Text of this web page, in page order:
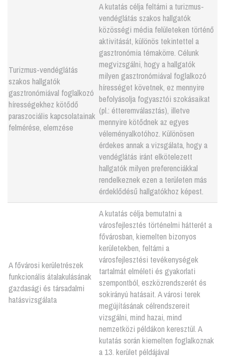
Turizmus-vendéglátás
szakos hallgatók
gasztronómiával foglalkozó
hírességekhez kötődő
paraszociális kapcsolatainak
felmérése, elemzése
A kutatás célja feltárni a turizmus-
vendéglátás szakos hallgatók
közösségi média felületeken történő
aktivitását, különös tekintettel a
gasztronómia témakörre. Célunk
megvizsgálni, hogy a hallgatók
milyen gasztronómiával foglalkozó
hírességet követnek, ez mennyire
befolyásolja fogyasztói szokásaikat
(pl.: étteremválasztás), illetve
mennyire kötődnek az egyes
véleményalkotóhoz. Különösen
érdekes annak a vizsgálata, hogy a
vendéglátás iránt elkötelezett
hallgatók milyen preferenciákkal
rendelkeznek ezen a területen más
érdeklődésű hallgatókhoz képest.
A fővárosi kerületrészek
funkcionális átalakulásának
gazdasági és társadalmi
hatásvizsgálata
A kutatás célja bemutatni a
városfejlesztés történelmi hátterét a
fővárosban, kiemelten bizonyos
kerületekben, feltárni a
városfejlesztési tevékenységek
tartalmát elméleti és gyakorlati
szempontból, eszközrendszerét és
sokirányú hatásait. A városi terek
megújításának célrendszereit
vizsgálni, mind hazai, mind
nemzetközi példákon keresztül. A
kutatás során kiemelten foglalkoznak
a 13. kerület példájával